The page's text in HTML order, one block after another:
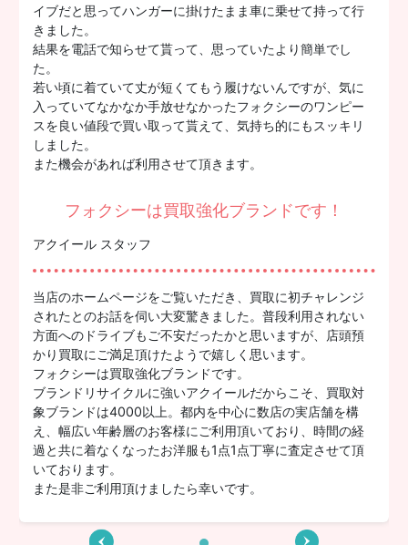
イブだと思ってハンガーに掛けたまま車に乗せて持って行
きました。
結果を電話で知らせて貰って、思っていたより簡単でし
た。
若い頃に着ていて丈が短くてもう履けないんですが、気に
入っていてなかなか手放せなかったフォクシーのワンピー
スを良い値段で買い取って貰えて、気持ち的にもスッキリ
しました。
また機会があれば利用させて頂きます。
フォクシーは買取強化ブランドです！
アクイール スタッフ
当店のホームページをご覧いただき、買取に初チャレンジ
されたとのお話を伺い大変驚きました。普段利用されない
方面へのドライブもご不安だったかと思いますが、店頭預
かり買取にご満足頂けたようで嬉しく思います。
フォクシーは買取強化ブランドです。
ブランドリサイクルに強いアクイールだからこそ、買取対
象ブランドは4000以上。都内を中心に数店の実店舗を構
え、幅広い年齢層のお客様にご利用頂いており、時間の経
過と共に着なくなったお洋服も1点1点丁寧に査定させて頂
いております。
また是非ご利用頂けましたら幸いです。